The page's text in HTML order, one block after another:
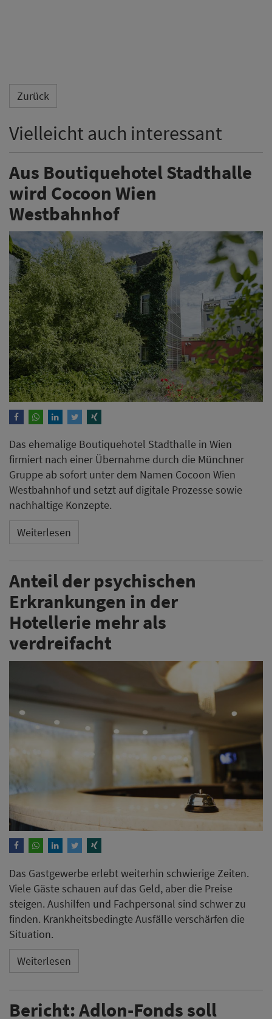
Zurück
Vielleicht auch interessant
Aus Boutiquehotel Stadthalle
wird Cocoon Wien
Westbahnhof
Das ehemalige Boutiquehotel Stadthalle in Wien
firmiert nach einer Übernahme durch die Münchner
Gruppe ab sofort unter dem Namen Cocoon Wien
Westbahnhof und setzt auf digitale Prozesse sowie
nachhaltige Konzepte.
Weiterlesen
Anteil der psychischen
Erkrankungen in der
Hotellerie mehr als
verdreifacht
Das Gastgewerbe erlebt weiterhin schwierige Zeiten.
Viele Gäste schauen auf das Geld, aber die Preise
steigen. Aushilfen und Fachpersonal sind schwer zu
finden. Krankheitsbedingte Ausfälle verschärfen die
Situation.
Weiterlesen
Bericht: Adlon-Fonds soll